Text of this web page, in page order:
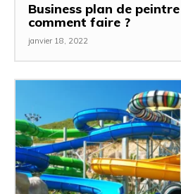
Business plan de
comment faire ?
janvier 18, 2022